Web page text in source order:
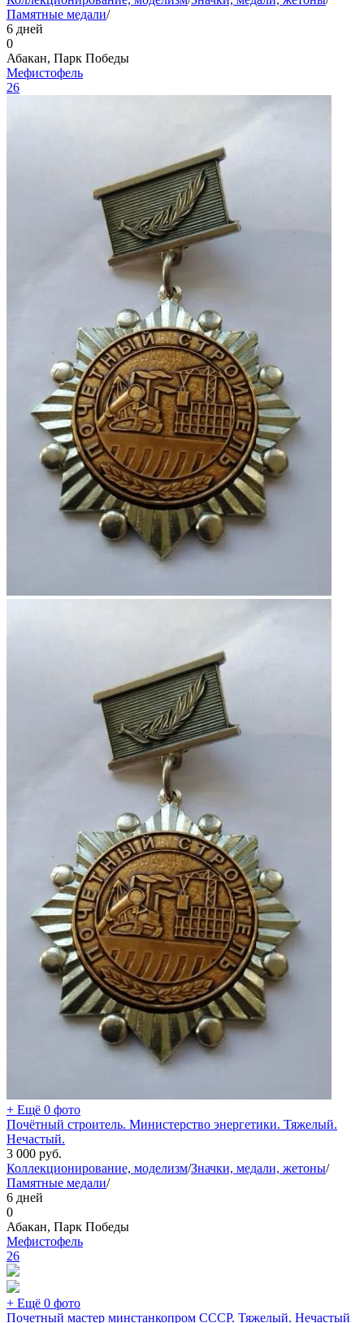
Памятные медали/
6 дней
0
Абакан, Парк Победы
Мефистофель
26
+ Ещё 0 фото
Почётный строитель. Министерство энергетики. Тяжелый.
Нечастый.
3 000 руб.
Коллекционирование, моделизм/Значки, медали, жетоны/
Памятные медали/
6 дней
0
Абакан, Парк Победы
Мефистофель
26
+ Ещё 0 фото
Почетный мастер минстанкопром СССР. Тяжелый. Нечастый